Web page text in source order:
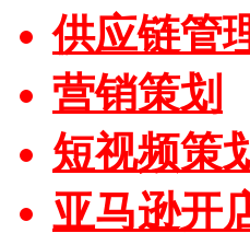
供应链管
营销策划
短视频策
亚马逊开